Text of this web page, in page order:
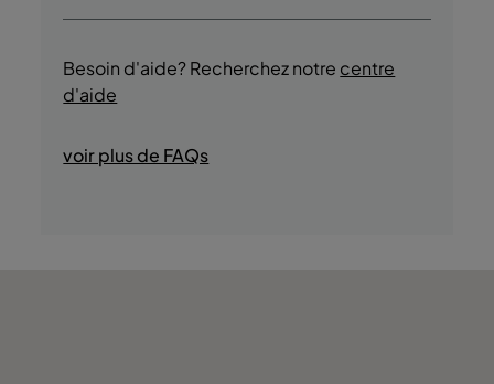
- Accès à la plage
- Visites guidées culturelles
- Promenades en bateau
- Sports nautiques
pendant leur séjour.
Besoin d'aide? Recherchez notre centre
d'aide
voir plus de FAQs